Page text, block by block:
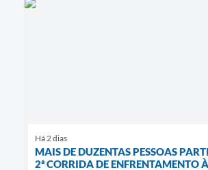
Há 2 dias
MAIS DE DUZENTAS PESSOAS
2ª CORRIDA DE ENFRENTAMENTO À